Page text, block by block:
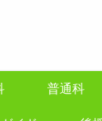
普通科